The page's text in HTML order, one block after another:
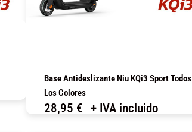
Base Antideslizante Niu KQi3 Sport Todos
Los Colores
28,95 € + IVA incluido